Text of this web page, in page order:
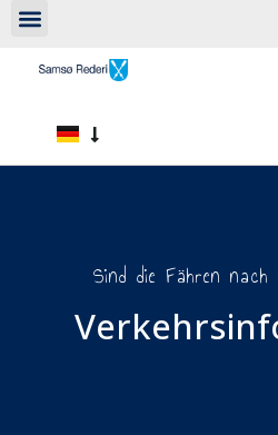
Sind die Fähren